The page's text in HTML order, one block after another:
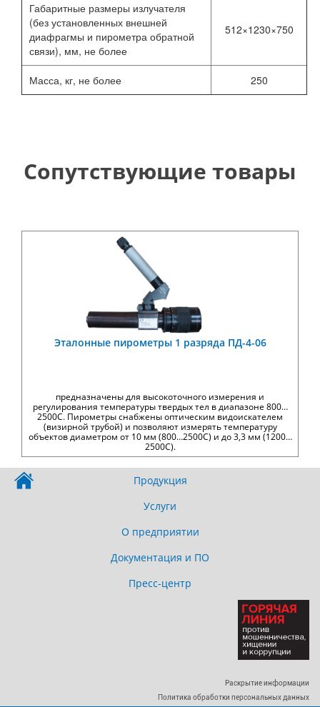
Габаритные размеры излучателя
(без установленных внешней
диафрагмы и пирометра обратной
связи), мм, не более
512×1230×750
Масса, кг, не более 250
Сопутствующие товары
Эталонные пирометры 1 разряда ПД-4-06
предназначены для высокоточного измерения и
регулирования температуры твердых тел в диапазоне 800…
2500С. Пирометры снабжены оптическим видоискателем
(визирной трубой) и позволяют измерять температуру
объектов диаметром от 10 мм (800…2500С) и до 3,3 мм (1200…
2500С).
Продукция
Услуги
О предприятии
Документация и ПО
Пресс-центр
Раскрытие информации
Политика обработки персональных данных